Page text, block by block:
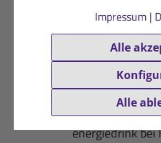
Impressum|
Alle
Alle
War
Kundin von Sanct Bernhard
★★★
Schmeckt mir
energiedrink bei